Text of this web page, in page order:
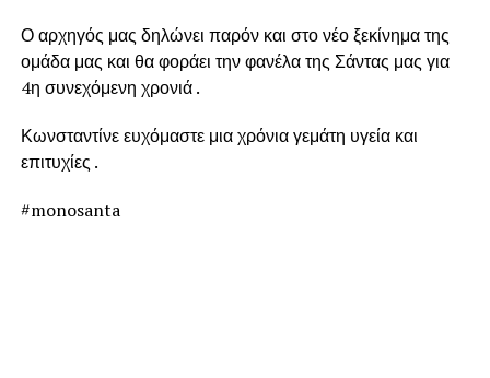
Ο αρχηγός μας δηλώνει παρόν και στο νέο ξεκίνημα της
ομάδα μας και θα φοράει την φανέλα της Σάντας μας για
4η συνεχόμενη χρονιά .
Κωνσταντίνε ευχόμαστε μια χρόνια γεμάτη υγεία και
επιτυχίες .
#monosanta